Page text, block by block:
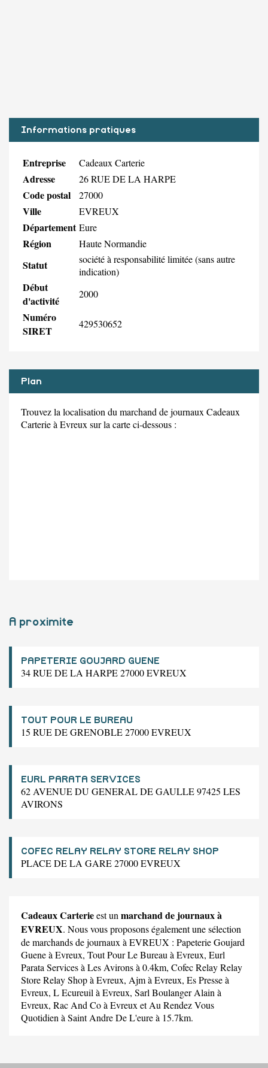
Informations pratiques
Entreprise Cadeaux Carterie
Adresse 26 RUE DE LA HARPE
Code postal 27000
Ville EVREUX
Département Eure
Région Haute Normandie
Statut
société à responsabilité limitée (sans autre
indication)
Début
d'activité
2000
Numéro
SIRET
429530652
Plan
Trouvez la localisation du marchand de journaux Cadeaux
Carterie à Evreux sur la carte ci-dessous :
A proximite
PAPETERIE GOUJARD GUENE
34 RUE DE LA HARPE 27000 EVREUX
TOUT POUR LE BUREAU
15 RUE DE GRENOBLE 27000 EVREUX
EURL PARATA SERVICES
62 AVENUE DU GENERAL DE GAULLE 97425 LES
AVIRONS
COFEC RELAY RELAY STORE RELAY SHOP
PLACE DE LA GARE 27000 EVREUX
Cadeaux Carterieest un marchand de journaux à
EVREUX. Nous vous proposons également une sélection
de marchands de journaux à EVREUX : Papeterie Goujard
Gueneà Evreux, Tout Pour Le Bureau à Evreux, Eurl
Parata Servicesà Les Avirons à 0.4km, Cofec Relay Relay
Store Relay Shopà Evreux, Ajmà Evreux, Es Presseà
Evreux, L Ecureuil à Evreux, Sarl Boulanger Alain à
Evreux, Rac And Coà Evreux etAu Rendez Vous
Quotidien à Saint Andre De L'eure à 15.7km.